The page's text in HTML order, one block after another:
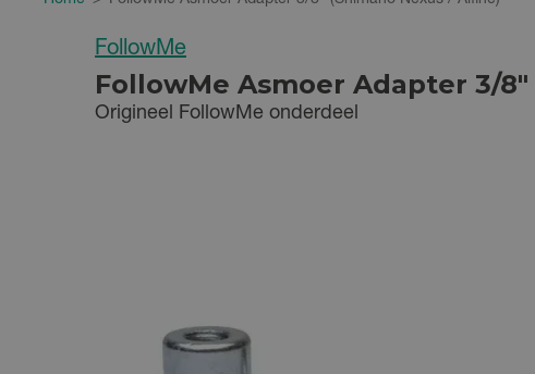
FollowMe
FollowMe Asmoer Adapter 3/
Origineel FollowMe onderdeel